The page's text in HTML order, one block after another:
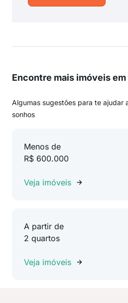
Encontre mais imóveis
Algumas sugestões para te ajudar
sonhos
Menos de
R$ 600.000
Veja imóveis
A partir de
2 quartos
Veja imóveis